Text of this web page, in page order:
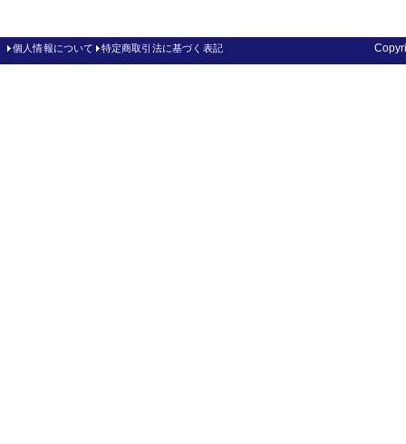
個人情報について 特定商取引法に基づく表記